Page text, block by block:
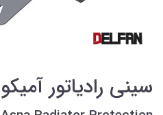
سینی رادیاتور